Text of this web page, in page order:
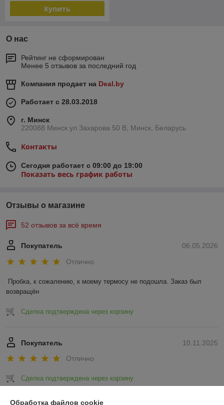
Купить
О нас
Рейтинг не сформирован
Менее 5 отзывов за последний год
Компания продает на Deal.by
Работает с 28.03.2018
г. Минск
220088 Минск ул Захарова 50 В, Минск, Беларусь
Контакты
Сегодня работает с 09:00 до 19:00
Показать весь график работы
Отзывы о магазине
52 отзывов за всё время
06.05.2026
Покупатель
Отлично
Пробка, к сожалению, к моему термосу не подошла. Заказ был
возвращён
Сделка подтверждена через корзину
10.11.2025
Покупатель
Отлично
Сделка подтверждена через корзину
Показать все отзывы
Обработка файлов cookie